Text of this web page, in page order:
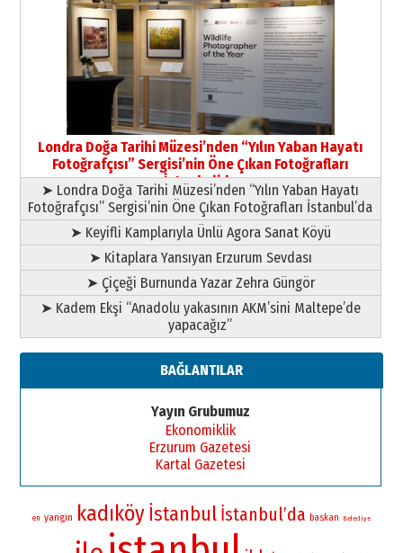
Yıldırım Gündoğdu
HAVVA’NIN ÜÇ KIZI
09 Temmuz 2026 Perşembe
Yusuf POLAT
Şampiyonluk Sebahattin Şirin’e
yazar
11 Mayıs 2026 Pazartesi
Londra Doğa Tarihi Müzesi’nden “Yılın Yaban Hayatı
Fotoğrafçısı” Sergisi’nin Öne Çıkan Fotoğrafları
İstanbul’da
➤ Londra Doğa Tarihi Müzesi’nden “Yılın Yaban Hayatı
Fotoğrafçısı” Sergisi’nin Öne Çıkan Fotoğrafları İstanbul’da
➤ Keyifli Kamplarıyla Ünlü Agora Sanat Köyü
➤ Kitaplara Yansıyan Erzurum Sevdası
➤ Çiçeği Burnunda Yazar Zehra Güngör
➤ Kadem Ekşi “Anadolu yakasının AKM’sini Maltepe’de
yapacağız”
BAĞLANTILAR
Yayın Grubumuz
Ekonomiklik
Erzurum Gazetesi
Kartal Gazetesi
en yangin kadıköyİstanbul İstanbul’da baskan Belediye